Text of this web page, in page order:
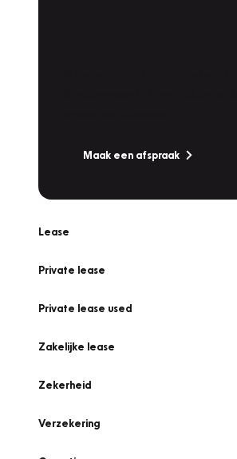
Maak een afspraak
Lease
Private lease
Private lease used
Zakelijke lease
Zekerheid
Verzekering